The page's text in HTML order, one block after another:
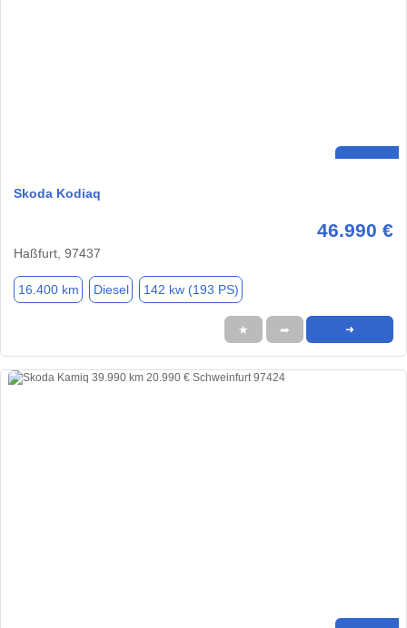
Skoda Kodiaq
46.990 €
Haßfurt, 97437
16.400 km Diesel 142 kw (193 PS)
★ ➦ ➜